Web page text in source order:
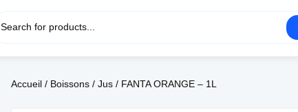
Accueil / Boissons / Jus / FANTA ORANGE – 1L